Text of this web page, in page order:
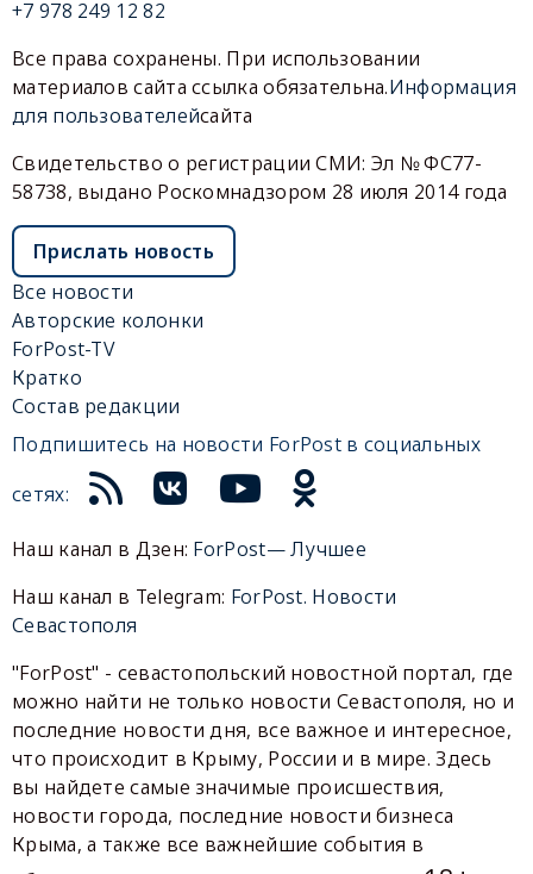
+7 978 249 12 82
Все права сохранены. При использовании
материалов сайта ссылка обязательна.Информация
для пользователейсайта
Свидетельство о регистрации СМИ: Эл № ФС77-
58738, выдано Роскомнадзором 28 июля 2014 года
Прислать новость
Все новости
Авторские колонки
ForPost-TV
Кратко
Состав редакции
Подпишитесь на новости ForPost в социальных
сетях:
Наш канал в Дзен: ForPost— Лучшее
Наш канал в Telegram: ForPost. Новости
Севастополя
"ForPost" - севастопольский новостной портал, где
можно найти не только новости Севастополя, но и
последние новости дня, все важное и интересное,
что происходит в Крыму, России и в мире. Здесь
вы найдете самые значимые происшествия,
новости города, последние новости бизнеса
Крыма, а также все важнейшие события в